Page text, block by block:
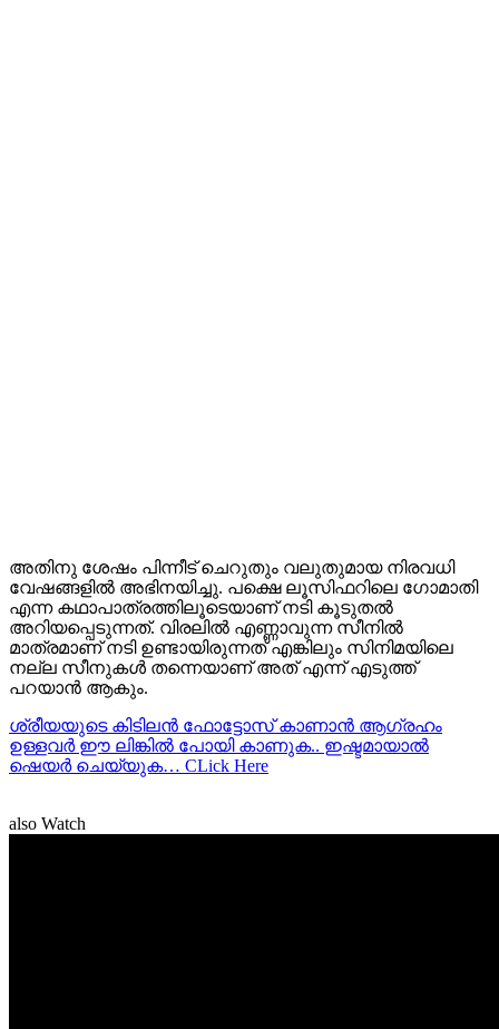
അതിനു ശേഷം പിന്നീട് ചെറുതും വലുതുമായ നിരവധി
വേഷങ്ങളിൽ അഭിനയിച്ചു. പക്ഷെ ലൂസിഫറിലെ ഗോമാതി
എന്ന കഥാപാത്രത്തിലൂടെയാണ് നടി കൂടുതൽ
അറിയപ്പെടുന്നത്. വിരലില്‍ എണ്ണാവുന്ന സീനില്‍
മാത്രമാണ് നടി ഉണ്ടായിരുന്നത് എങ്കിലും സിനിമയിലെ
നല്ല സീനുകള്‍ തന്നെയാണ് അത് എന്ന് എടുത്ത്
പറയാന്‍ ആകും.
ശ്രീയയുടെ കിടിലന്‍ ഫോട്ടോസ് കാണാന്‍ ആഗ്രഹം
ഉള്ളവര്‍ ഈ ലിങ്കില്‍ പോയി കാണുക.. ഇഷ്ടമായാല്‍
ഷെയര്‍ ചെയ്യുക… CLick Here
also Watch